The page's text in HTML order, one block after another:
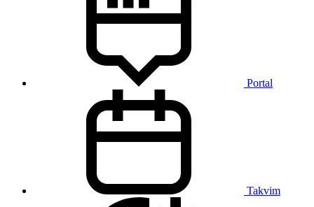
Portal
Takvim